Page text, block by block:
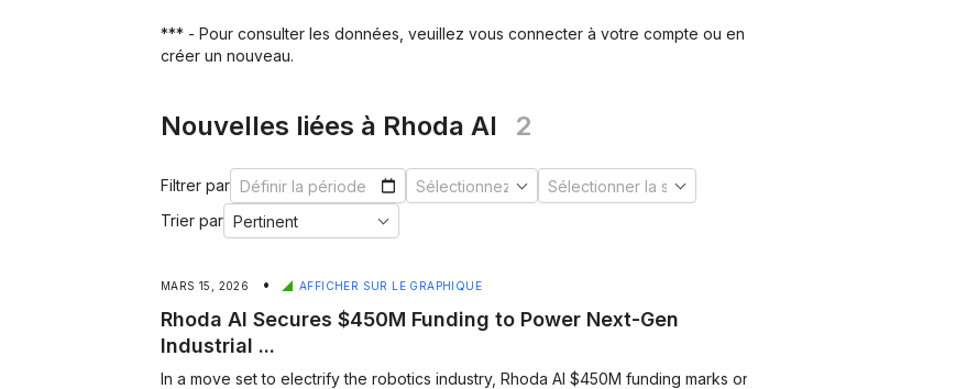
*** - Pour consulter les données, veuillez vous connecter à votre compte ou en
créer un nouveau.
Nouvelles liées à Rhoda AI 2
Filtrer par
Trier par
MARS 15, 2026 • AFFICHER SUR LE GRAPHIQUE
Rhoda AI Secures $450M Funding to Power Next-Gen
Industrial ...
In a move set to electrify the robotics industry, Rhoda AI $450M funding marks one